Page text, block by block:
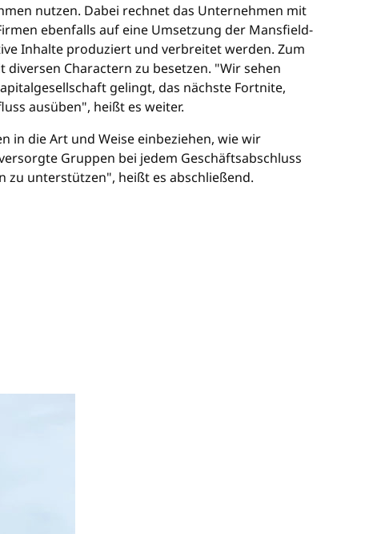
nutzen. Dabei rechnet das Unternehmen mit
ebenfalls auf eine Umsetzung der Mansfield-
Inhalte produziert und verbreitet werden. Zum
Charactern zu besetzen. "Wir sehen
gelingt, das nächste Fortnite,
ausüben", heißt es weiter.
in die Art und Weise einbeziehen, wie wir
Gruppen bei jedem Geschäftsabschluss
zu unterstützen", heißt es abschließend.